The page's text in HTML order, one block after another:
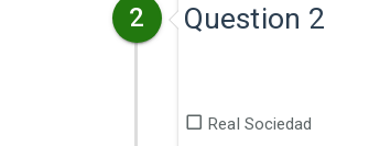
2 Question 2
Real Sociedad